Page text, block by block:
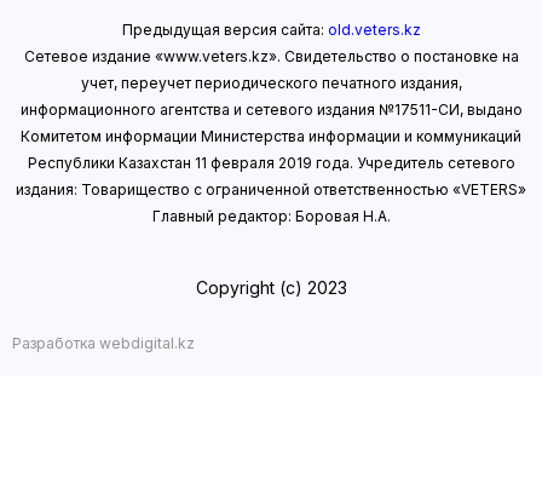
Предыдущая версия сайта: old.veters.kz
Сетевое издание «www.veters.kz». Свидетельство о постановке на
учет, переучет периодического печатного издания,
информационного агентства и сетевого издания №17511-СИ, выдано
Комитетом информации Министерства информации и коммуникаций
Республики Казахстан 11 февраля 2019 года. Учредитель сетевого
издания: Товарищество с ограниченной ответственностью «VETERS»
Главный редактор: Боровая Н.А.
Copyright (с) 2023
Разработка webdigital.kz